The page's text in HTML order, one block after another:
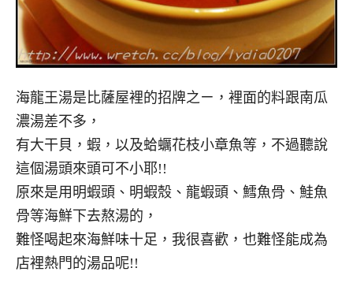
海龍王湯是比薩屋裡的招牌之ㄧ，裡面的料跟南瓜
濃湯差不多，
有大干貝，蝦，以及蛤蠣花枝小章魚等，不過聽說
這個湯頭來頭可不小耶!!
原來是用明蝦頭、明蝦殼、龍蝦頭、鱈魚骨、鮭魚
骨等海鮮下去熬湯的，
難怪喝起來海鮮味十足，我很喜歡，也難怪能成為
店裡熱門的湯品呢!!